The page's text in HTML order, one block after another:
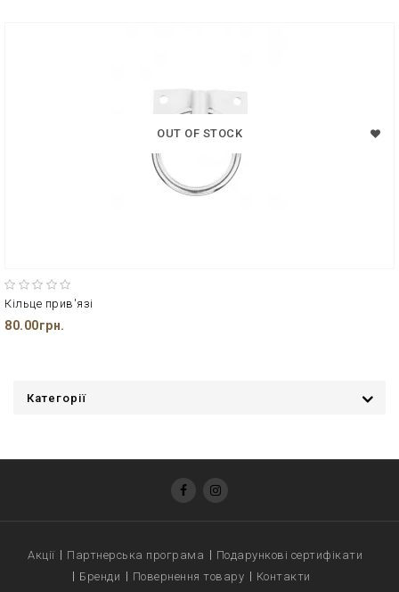
OUT OF STOCK
Кільце прив'язі
80.00грн.
Категорії
Акції Партнерська програма
Подарункові сертифікати
Бренди
Повернення товару Контакти